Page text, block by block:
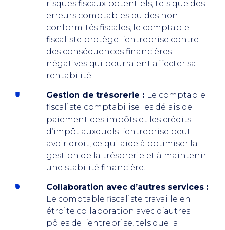
risques fiscaux potentiels, tels que des
erreurs comptables ou des non-
conformités fiscales, le comptable
fiscaliste protège l’entreprise contre
des conséquences financières
négatives qui pourraient affecter sa
rentabilité.
Gestion de trésorerie : Le comptable
fiscaliste comptabilise les délais de
paiement des impôts et les crédits
d’impôt auxquels l’entreprise peut
avoir droit, ce qui aide à optimiser la
gestion de la trésorerie et à maintenir
une stabilité financière.
Collaboration avec d’autres services :
Le comptable fiscaliste travaille en
étroite collaboration avec d’autres
pôles de l’entreprise, tels que la